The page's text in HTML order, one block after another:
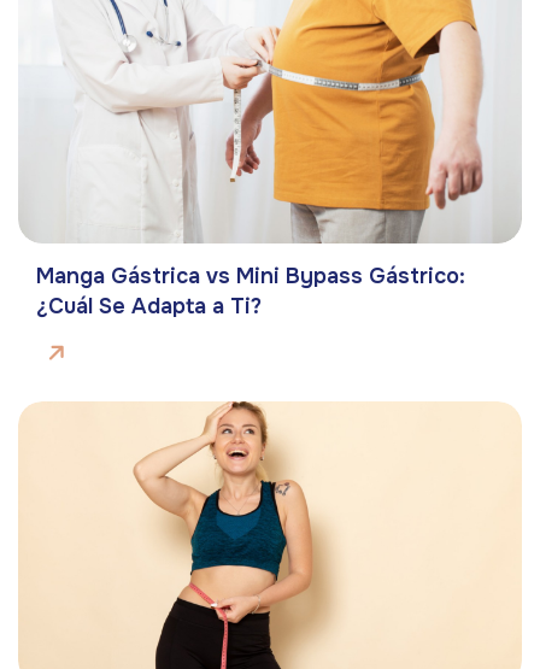
Manga Gástrica vs Mini Bypass Gástrico:
¿Cuál Se Adapta a Ti?